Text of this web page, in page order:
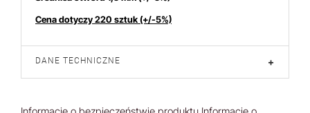
Cena dotyczy 220 sztuk (+/-5%)
DANE TECHNICZNE +